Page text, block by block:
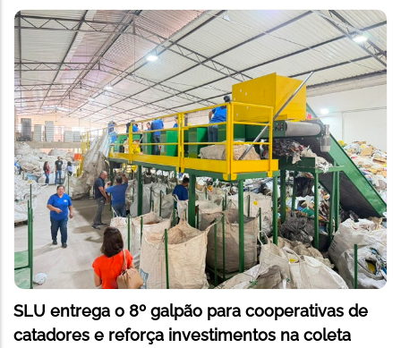
SLU entrega o 8º galpão para cooperativas de
catadores e reforça investimentos na coleta